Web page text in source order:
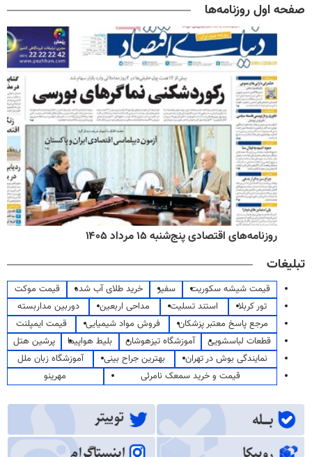
صفحه اول روزنامه‌ها
روزنامه‌های اقتصادی پنج‌شنبه ۱۵ مرداد ۱۴۰۵
تبلیغات
قیمت شیشه سکوریت سفیر خرید طلای آب شده
قیمت موکت
تور کربلا
استند تسلیت مداحی اربعین
دوربین مداربسته
مرجع پاسخ معتبر پزشکان
فروش مواد شیمیایی
قیمت ایمپلنت
قطعات لباسشویی
آموزشگاه تیزهوشان بلیط هواپیما
پرشین هتل
نمایندگی بوش در تهران
بهترین جراح بینی
آموزشگاه زبان ملل
قیمت و خرید سمعک نامرئی
مهرینو